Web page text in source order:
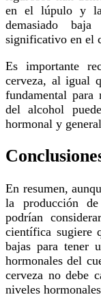
en el lúpulo y
demasiado
significativo en el
Es importante recordar que el consumo moderado de
cerveza, al igual
fundamental para
del alcohol
hormonal y
En resumen, aunque el lúpulo y las levaduras utilizadas en
la producción de
podrían
científica sugiere
bajas para tener
hormonales del
cerveza no debe
niveles